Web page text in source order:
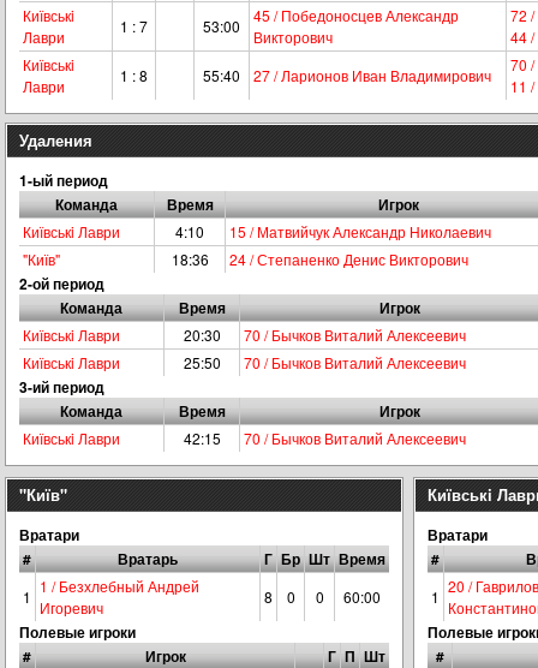
Київськi
Лаври
1 : 7 53:00
45 / Победоносцев Александр
Викторович
72 /
44
Київськi
Лаври
1 : 8 55:40 27 / Ларионов Иван Владимирович
70
11
Удаления
1-ый период
Команда
Время Игрок
Київськi Лаври 4:10
15 / Матвийчук Александр Николаевич
"Київ"
18:36 24 / Степаненко Денис Викторович
2-ой период
Команда
Время Игрок
Київськi Лаври 20:30
70 / Бычков Виталий Алексеевич
Київськi Лаври
25:50 70 / Бычков Виталий Алексеевич
3-ий период
Команда
Время Игрок
Київськi Лаври 42:15 70 / Бычков Виталий Алексеевич
"Київ"
Вратари
#
Вратарь Г Бр Шт Время
1
1 / Безхлебный Андрей
Игоревич
8 0 0 60:00
Полевые игроки
#
Игрок Г П Шт
Київськi
Вратари
#
1
20 /
Полевые
#